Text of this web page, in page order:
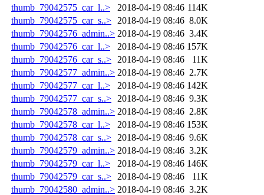
thumb_79042575_car_l..>
2018-04-19 08:46 114K
thumb_79042575_car_s..>
2018-04-19 08:46 8.0K
thumb_79042576_admin..> 2018-04-19 08:46 3.4K
thumb_79042576_car_l..>
2018-04-19 08:46 157K
thumb_79042576_car_s..>
2018-04-19 08:46
11K
thumb_79042577_admin..> 2018-04-19 08:46 2.7K
thumb_79042577_car_l..>
2018-04-19 08:46 142K
thumb_79042577_car_s..>
2018-04-19 08:46 9.3K
thumb_79042578_admin..> 2018-04-19 08:46 2.8K
thumb_79042578_car_l..>
2018-04-19 08:46 153K
thumb_79042578_car_s..>
2018-04-19 08:46 9.6K
thumb_79042579_admin..> 2018-04-19 08:46 3.2K
thumb_79042579_car_l..>
2018-04-19 08:46 146K
thumb_79042579_car_s..>
2018-04-19 08:46
11K
thumb_79042580_admin..> 2018-04-19 08:46 3.2K